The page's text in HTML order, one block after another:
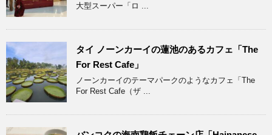
大型スーパー「ロ ...
タイ ノーンカーイの蓮池のあるカフェ「The
For Rest Cafe」
ノーンカーイのテーマパークのようなカフェ「The
For Rest Cafe（ザ ...